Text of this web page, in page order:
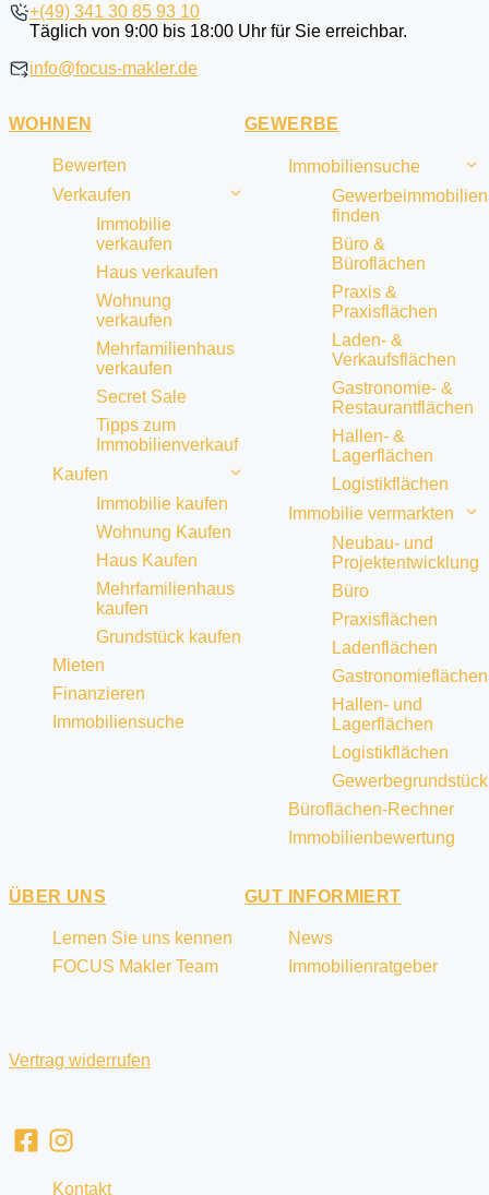
+(49) 341 30 85 93 10
Täglich von 9:00 bis 18:00 Uhr für Sie erreichbar.
info@focus-makler.de
WOHNEN
Bewerten
Verkaufen
Immobilie
verkaufen
Haus verkaufen
Wohnung
verkaufen
Mehrfamilienhaus
verkaufen
Secret Sale
Tipps zum
Immobilienverkauf
Kaufen
Immobilie kaufen
Wohnung Kaufen
Haus Kaufen
Mehrfamilienhaus
kaufen
Grundstück kaufen
Mieten
Finanzieren
Immobiliensuche
GEWERBE
Immobiliensuche
Gewerbeimmobilien
finden
Büro &
Büroflächen
Praxis &
Praxisflächen
Laden- &
Verkaufsflächen
Gastronomie- &
Restaurantflächen
Hallen- &
Lagerflächen
Logistikflächen
Immobilie vermarkten
Neubau- und
Projektentwicklung
Büro
Praxisflächen
Ladenflächen
Gastronomieflächen
Hallen- und
Lagerflächen
Logistikflächen
Gewerbegrundstück
Büroflächen-Rechner
Immobilienbewertung
ÜBER UNS
Lernen Sie uns kennen
FOCUS Makler Team
GUT INFORMIERT
News
Immobilienratgeber
Vertrag widerrufen
Kontakt